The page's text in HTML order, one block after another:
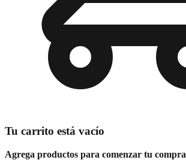
Tu carrito está vacío
Agrega productos para comenzar tu compra